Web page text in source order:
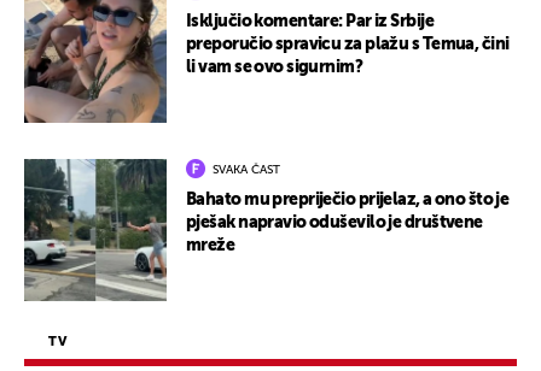
Isključio komentare: Par iz Srbije
preporučio spravicu za plažu s Temua, čini
li vam se ovo sigurnim?
SVAKA ČAST
Bahato mu prepriječio prijelaz, a ono što je
pješak napravio oduševilo je društvene
mreže
TV